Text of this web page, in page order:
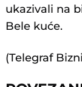
ukazivali na
Bele kuće.
(Telegraf